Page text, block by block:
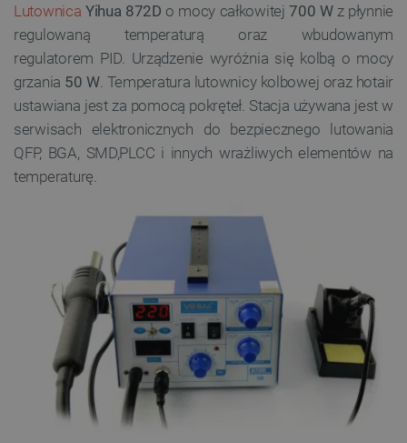
Lutownica Yihua 872D o mocy całkowitej700 W z płynnie
regulowaną temperaturą oraz wbudowanym
regulatorem PID. Urządzenie wyróżnia się kolbą o mocy
grzania 50 W. Temperatura lutownicy kolbowej oraz hotair
ustawiana jest za pomocą pokręteł. Stacja używana jest w
serwisach elektronicznych do bezpiecznego lutowania
QFP, BGA, SMD,PLCC i innych wrażliwych elementów na
temperaturę.